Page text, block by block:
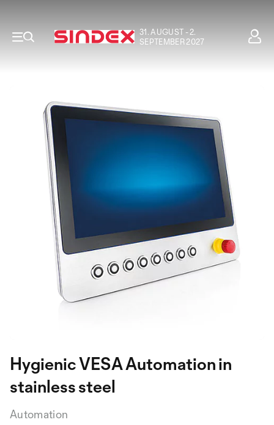
31. AUGUST - 2.
SEPTEMBER 2027
Hygienic VESA Automation in
stainless steel
Automation